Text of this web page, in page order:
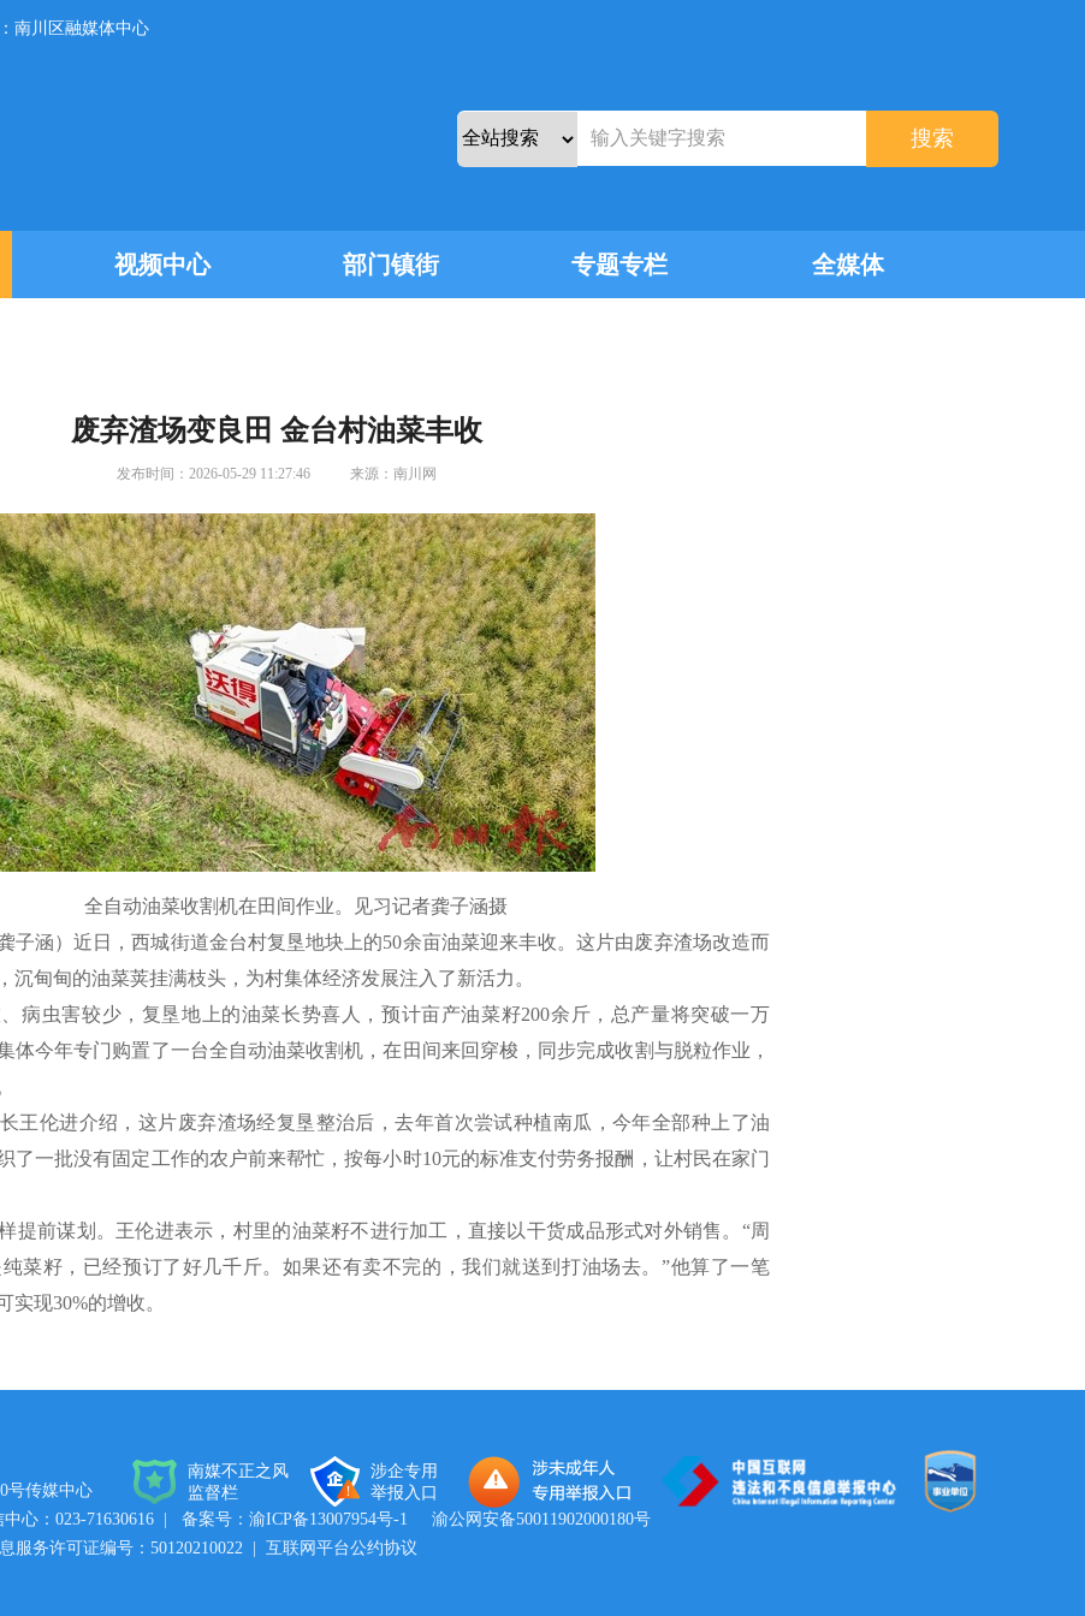
南川区融媒体中心
搜索
视频中心 部门镇街 专题专栏 全媒体
废弃渣场变良田 金台村油菜丰收
发布时间： 2026-05-29 11:27:46 来源： 南川网
全自动油菜收割机在田间作业。见习记者龚子涵摄
子涵）近日，西城街道金台村复垦地块上的50余亩油菜迎来丰收。这片由废弃渣场改造而
沉甸甸的油菜荚挂满枝头，为村集体经济发展注入了新活力。
病虫害较少，复垦地上的油菜长势喜人，预计亩产油菜籽200余斤，总产量将突破一万
体今年专门购置了一台全自动油菜收割机，在田间来回穿梭，同步完成收割与脱粒作业，
王伦进介绍，这片废弃渣场经复垦整治后，去年首次尝试种植南瓜，今年全部种上了油
了一批没有固定工作的农户前来帮忙，按每小时10元的标准支付劳务报酬，让村民在家门
提前谋划。王伦进表示，村里的油菜籽不进行加工，直接以干货成品形式对外销售。“周
菜籽，已经预订了好几千斤。如果还有卖不完的，我们就送到打油场去。”他算了一笔
实现30%的增收。
号传媒中心
心：023-71630616 | 备案号： 渝ICP备13007954号-1
渝公网安备50011902000180号
服务许可证编号：50120210022 | 互联网平台公约协议
南媒不正之风
监督栏
涉企专用
举报入口